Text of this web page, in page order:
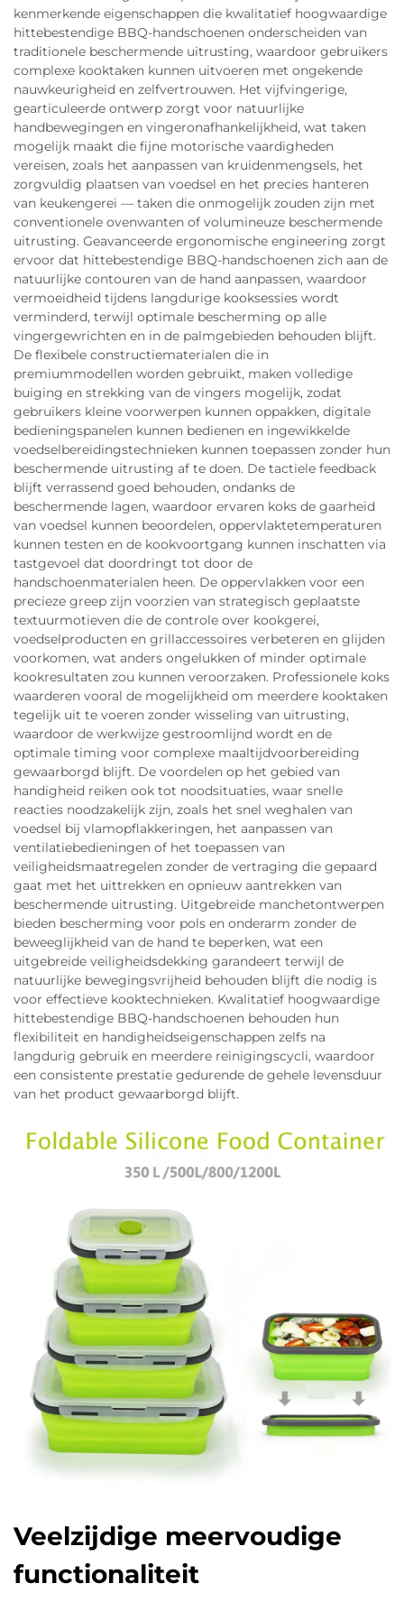
kenmerkende eigenschappen die kwalitatief hoogwaardige
hittebestendige BBQ-handschoenen onderscheiden van
traditionele beschermende uitrusting, waardoor gebruikers
complexe kooktaken kunnen uitvoeren met ongekende
nauwkeurigheid en zelfvertrouwen. Het vijfvingerige,
gearticuleerde ontwerp zorgt voor natuurlijke
handbewegingen en vingeronafhankelijkheid, wat taken
mogelijk maakt die fijne motorische vaardigheden
vereisen, zoals het aanpassen van kruidenmengsels, het
zorgvuldig plaatsen van voedsel en het precies hanteren
van keukengerei — taken die onmogelijk zouden zijn met
conventionele ovenwanten of volumineuze beschermende
uitrusting. Geavanceerde ergonomische engineering zorgt
ervoor dat hittebestendige BBQ-handschoenen zich aan de
natuurlijke contouren van de hand aanpassen, waardoor
vermoeidheid tijdens langdurige kooksessies wordt
verminderd, terwijl optimale bescherming op alle
vingergewrichten en in de palmgebieden behouden blijft.
De flexibele constructiematerialen die in
premiummodellen worden gebruikt, maken volledige
buiging en strekking van de vingers mogelijk, zodat
gebruikers kleine voorwerpen kunnen oppakken, digitale
bedieningspanelen kunnen bedienen en ingewikkelde
voedselbereidingstechnieken kunnen toepassen zonder hun
beschermende uitrusting af te doen. De tactiele feedback
blijft verrassend goed behouden, ondanks de
beschermende lagen, waardoor ervaren koks de gaarheid
van voedsel kunnen beoordelen, oppervlaktetemperaturen
kunnen testen en de kookvoortgang kunnen inschatten via
tastgevoel dat doordringt tot door de
handschoenmaterialen heen. De oppervlakken voor een
precieze greep zijn voorzien van strategisch geplaatste
textuurmotieven die de controle over kookgerei,
voedselproducten en grillaccessoires verbeteren en glijden
voorkomen, wat anders ongelukken of minder optimale
kookresultaten zou kunnen veroorzaken. Professionele koks
waarderen vooral de mogelijkheid om meerdere kooktaken
tegelijk uit te voeren zonder wisseling van uitrusting,
waardoor de werkwijze gestroomlijnd wordt en de
optimale timing voor complexe maaltijdvoorbereiding
gewaarborgd blijft. De voordelen op het gebied van
handigheid reiken ook tot noodsituaties, waar snelle
reacties noodzakelijk zijn, zoals het snel weghalen van
voedsel bij vlamopflakkeringen, het aanpassen van
ventilatiebedieningen of het toepassen van
veiligheidsmaatregelen zonder de vertraging die gepaard
gaat met het uittrekken en opnieuw aantrekken van
beschermende uitrusting. Uitgebreide manchetontwerpen
bieden bescherming voor pols en onderarm zonder de
beweeglijkheid van de hand te beperken, wat een
uitgebreide veiligheidsdekking garandeert terwijl de
natuurlijke bewegingsvrijheid behouden blijft die nodig is
voor effectieve kooktechnieken. Kwalitatief hoogwaardige
hittebestendige BBQ-handschoenen behouden hun
flexibiliteit en handigheidseigenschappen zelfs na
langdurig gebruik en meerdere reinigingscycli, waardoor
een consistente prestatie gedurende de gehele levensduur
van het product gewaarborgd blijft.
Veelzijdige meervoudige
functionaliteit